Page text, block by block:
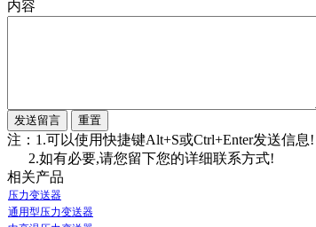
内容
注：1.可以使用快捷键Alt+S或Ctrl+Enter发送信息!
2.如有必要,请您留下您的详细联系方式!
相关产品
压力变送器
通用型压力变送器